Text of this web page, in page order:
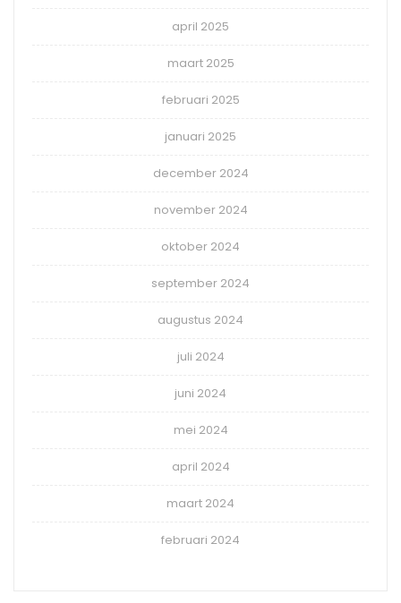
april 2025
maart 2025
februari 2025
januari 2025
december 2024
november 2024
oktober 2024
september 2024
augustus 2024
juli 2024
juni 2024
mei 2024
april 2024
maart 2024
februari 2024